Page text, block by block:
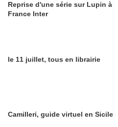
Reprise d'une série sur Lupin à
France Inter
le 11 juillet, tous en librairie
Camilleri, guide virtuel en Sicile